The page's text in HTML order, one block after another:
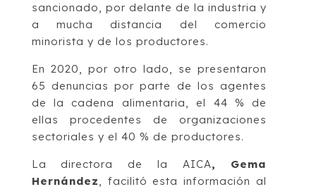
sancionado, por delante de la industria y
a mucha distancia del comercio
minorista y de los productores.
En 2020, por otro lado, se presentaron
65 denuncias por parte de los agentes
de la cadena alimentaria, el 44 % de
ellas procedentes de organizaciones
sectoriales y el 40 % de productores.
La directora de la AICA, Gema
Hernández, facilitó esta información al